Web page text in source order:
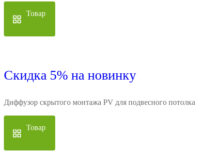
Товар
Скидка 5% на новинку
Диффузор скрытого монтажа PV для подвесного потолка
Товар